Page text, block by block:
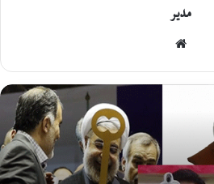
مدیر